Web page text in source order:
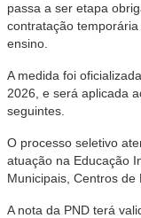
passa a ser etapa
contratação
ensino.
A medida foi
2026, e será aplicada
seguintes.
O processo seletivo
atuação na Educação
Municipais, Centros de
A nota da PND terá